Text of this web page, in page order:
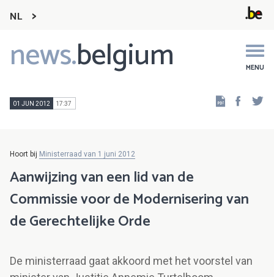
NL
news.belgium MENU
Main
navigation
01 JUN 2012 17:37
Hoort bij Ministerraad van 1 juni 2012
Aanwijzing van een lid van de
Commissie voor de Modernisering van
de Gerechtelijke Orde
De ministerraad gaat akkoord met het voorstel van